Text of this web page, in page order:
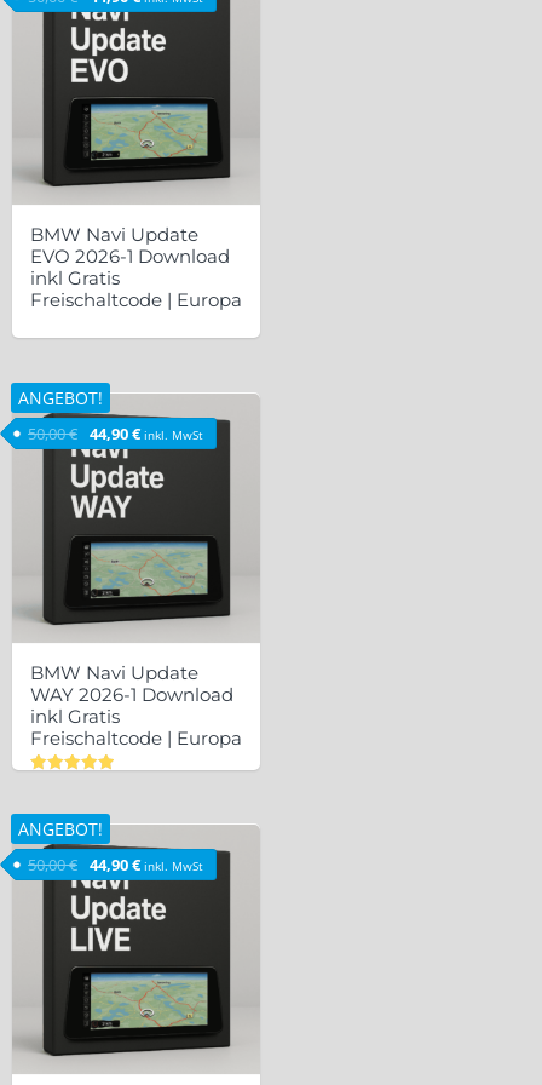
BMW Navi Update
EVO 2026-1 Download
inkl Gratis
Freischaltcode | Europa
ANGEBOT!
BMW Navi Update
WAY 2026-1 Download
inkl Gratis
Freischaltcode | Europa
5.00
von 5
50,00€ Ursprünglicher Preis war: 50,00 €
44,90€Aktueller Preis ist: 44,90 €.
inkl. MwSt
ANGEBOT!
50,00€ Ursprünglicher Preis war: 50,00 €
44,90€Aktueller Preis ist: 44,90 €.
inkl. MwSt